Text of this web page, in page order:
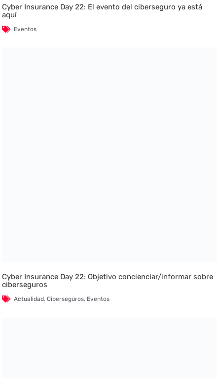
Cyber Insurance Day 22: El evento del ciberseguro ya está
aquí
Eventos
Cyber Insurance Day 22: Objetivo concienciar/informar sobre
ciberseguros
Actualidad,Ciberseguros, Eventos